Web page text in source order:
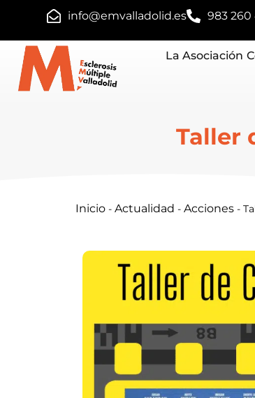
info@emvalladolid.es 983 260
La Asociación
Taller
Inicio- Actualidad - Acciones-